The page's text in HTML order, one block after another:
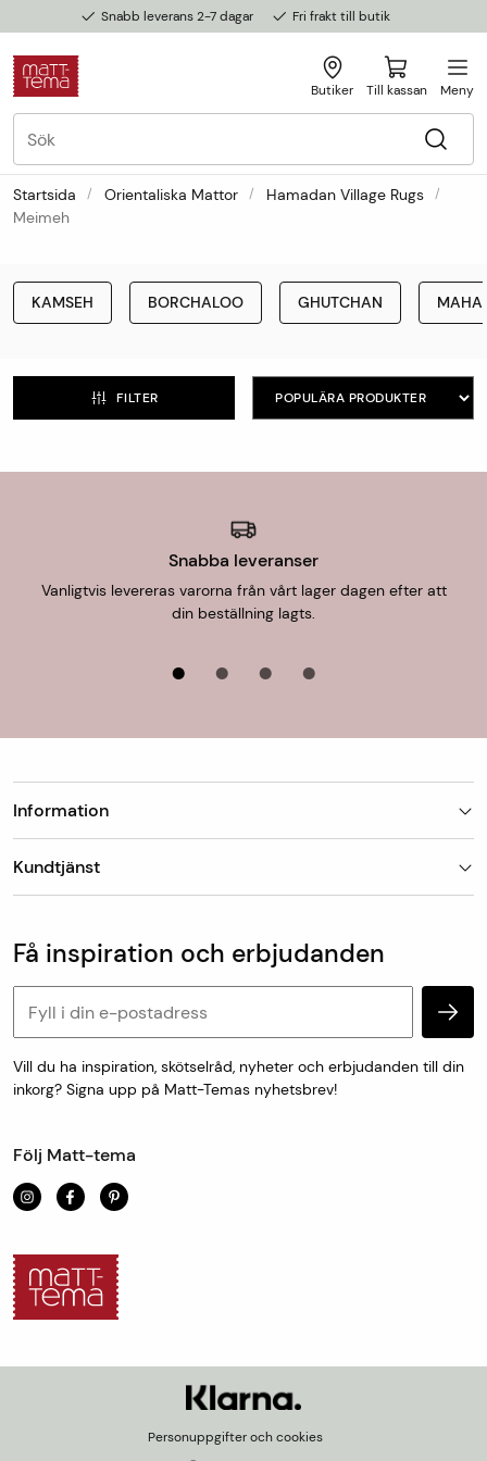
Snabb leverans 2-7 dagar Fri frakt till butik
Butiker Till kassan Meny
Startsida Orientaliska Mattor
Hamadan Village Rugs
Meimeh
KAMSEH BORCHALOO GHUTCHAN
FILTER
Snabba leveranser
Vanligtvis levereras varorna från vårt lager dagen efter att
din beställning lagts.
Information
Om Matt-Tema
Vanliga frågor
Kundtjänst
Köp & leveransvillkor
Retur & reklamation
Personuppgifter och cookies
Få inspiration och erbjudanden
Vill du ha inspiration, skötselråd, nyheter och erbjudanden till din
inkorg? Signa upp på Matt-Temas nyhetsbrev!
Följ Matt-tema
Personuppgifter och cookies